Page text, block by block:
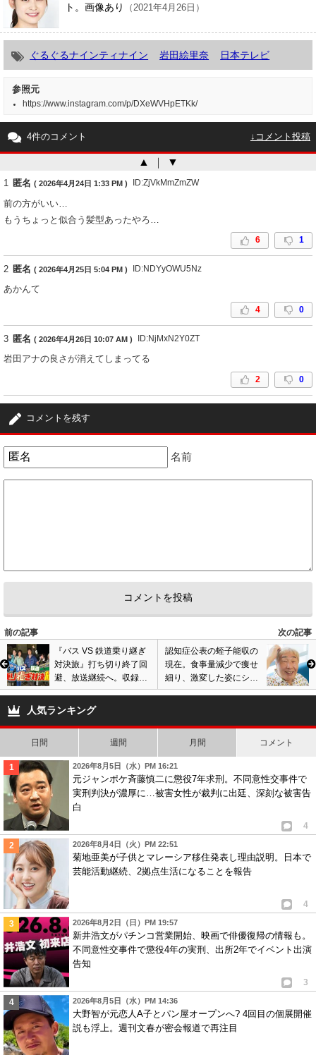
ト。画像あり
（2021年4月26日）
ぐるぐるナインティナイン 岩田絵里奈 日本テレビ
参照元
https://www.instagram.com/p/DXeWVHpETKk/
4件のコメント ↓コメント投稿
▲ ｜ ▼
1 匿名 ( 2026年4月24日 1:33 PM ) ID:ZjVkMmZmZW
前の方がいい…
もうちょっと似合う髪型あったやろ…
6 1
2 匿名 ( 2026年4月25日 5:04 PM ) ID:NDYyOWU5Nz
あかんて
4 0
3 匿名 ( 2026年4月26日 10:07 AM ) ID:NjMxN2Y0ZT
岩田アナの良さが消えてしまってる
2 0
森香澄は親が作家だから自己プロデュースがうまい。あざとい部分と本気
な部分の兼ね合いがうまい。フリーアナはギャラあがるけど局にいたとき
ほどチヤホヤされなくなるからご注意
0 0
コメントを残す
名前
前の記事
次の記事
『バス VS 鉄道乗り継ぎ
対決旅』打ち切り終了回
避、放送継続へ。収録中
の事故発生原因調査、テ
レビ東京社長が今後語る
認知症公表の蛭子能収の
現在。食事量減少で痩せ
細り、激変した姿にショ
ックの声も…マネージャ
人気ランキング
日間 週間 月間 コメント
2026年8月5日（水）PM 16:21
元ジャンポケ斉藤慎二に懲役7年求刑。不同意性交事件で
実刑判決が濃厚に…被害女性が裁判に出廷、深刻な被害告
白
4
2026年8月4日（火）PM 22:51
菊地亜美が子供とマレーシア移住発表し理由説明。日本で
芸能活動継続、2拠点生活になることを報告
4
2026年8月2日（日）PM 19:57
新井浩文がパチンコ営業開始、映画で俳優復帰の情報も。
不同意性交事件で懲役4年の実刑、出所2年でイベント出演
告知
3
2026年8月5日（水）PM 14:36
大野智が元恋人A子とパン屋オープンへ? 4回目の個展開催
説も浮上。週刊文春が密会報道で再注目